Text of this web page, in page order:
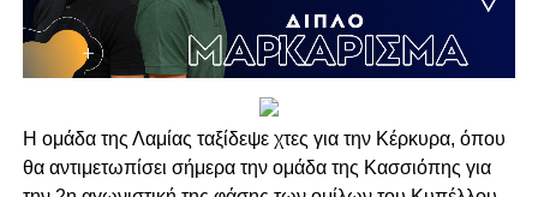
Η ομάδα της Λαμίας ταξίδεψε χτες για την Κέρκυρα, όπου
θα αντιμετωπίσει σήμερα την ομάδα της Κασσιόπης για